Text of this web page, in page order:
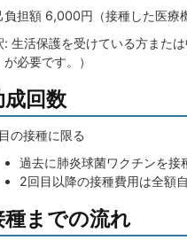
負担額 6,000円（接種した医療
: 生活保護を受けている方また
が必要です。）
成回数
の接種に限る
過去に肺炎球菌ワクチンを接
2回目以降の接種費用は全額
種までの流れ